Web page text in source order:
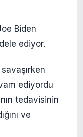
Biden
ediyor.
ediyordu
tedavisinin
ve